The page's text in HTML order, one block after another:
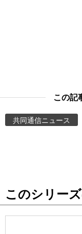
お知らせ
この記
共同通信ニュース
このシリー